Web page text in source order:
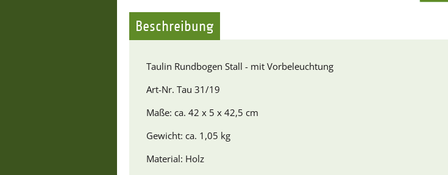
Beschreibung
Taulin Rundbogen Stall - mit Vorbeleuchtung
Art-Nr. Tau 31/19
Maße: ca. 42 x 5 x 42,5 cm
Gewicht: ca. 1,05 kg
Material: Holz